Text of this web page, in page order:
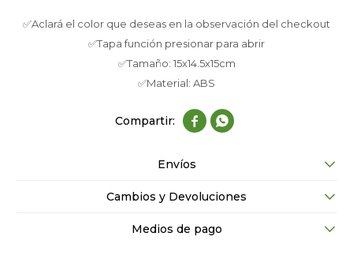
✅Aclará el color que deseas en la observación del checkout
✅Tapa función presionar para abrir
✅Tamaño: 15x14.5x15cm
✅Material: ABS
 
Envíos
Cambios y Devoluciones
Medios de pago